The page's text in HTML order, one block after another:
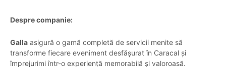
Despre companie:
Galla asigură o gamă completă de servicii menite să
transforme fiecare eveniment desfășurat în Caracal și
împrejurimi într-o experiență memorabilă și valoroasă.